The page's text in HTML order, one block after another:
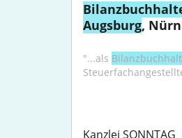
Augsburg,
"...als
Kanzlei SONNTAG